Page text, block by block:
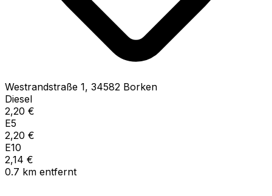
Westrandstraße 1, 34582 Borken
Diesel
2,20 €
E5
2,20 €
E10
2,14 €
0.7 km entfernt